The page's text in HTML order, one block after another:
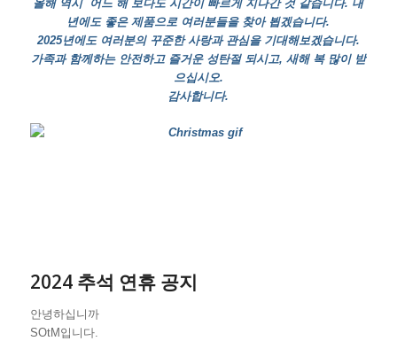
올해 역시 어느 해 보다도 시간이 빠르게 지나간 것 같습니다. 내
년에도 좋은 제품으로 여러분들을 찾아 뵙겠습니다.
2025년에도 여러분의 꾸준한 사랑과 관심을 기대해보겠습니다.
가족과 함께하는 안전하고 즐거운 성탄절 되시고, 새해 복 많이 받
으십시오.
감사합니다.
2024 추석 연휴 공지
안녕하십니까
SOtM입니다.